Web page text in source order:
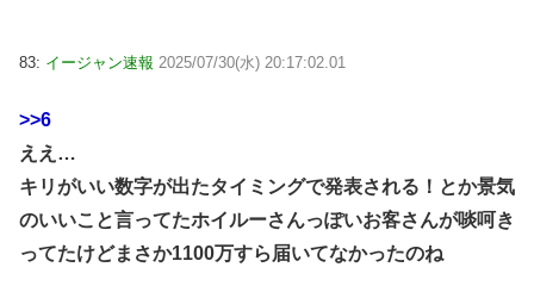
83: イージャン速報 2025/07/30(水) 20:17:02.01
>>6
ええ…
キリがいい数字が出たタイミングで発表される！とか景気
のいいこと言ってたホイルーさんっぽいお客さんが啖呵き
ってたけどまさか1100万すら届いてなかったのね